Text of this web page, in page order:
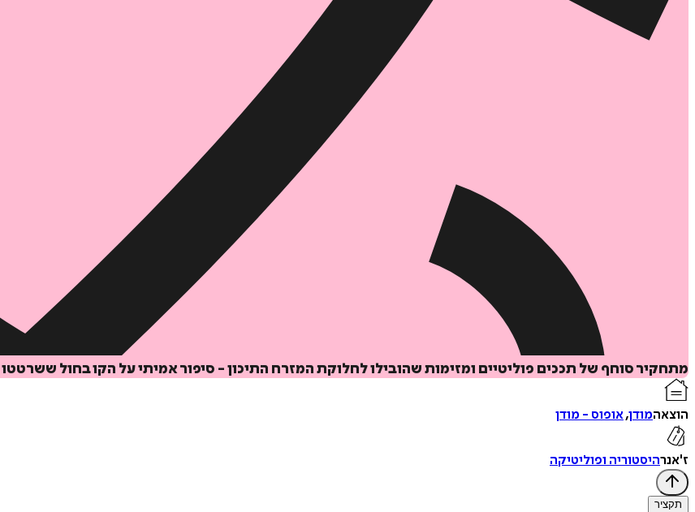
מתחקיר סוחף של תככים פוליטיים ומזימות שהובילו לחלוקת המזרח התיכון - סיפור אמיתי על הקו בחול
הוצאהמודן,אופוס - מודן
ז'אנרהיסטוריה ופוליטיקה
תקציר